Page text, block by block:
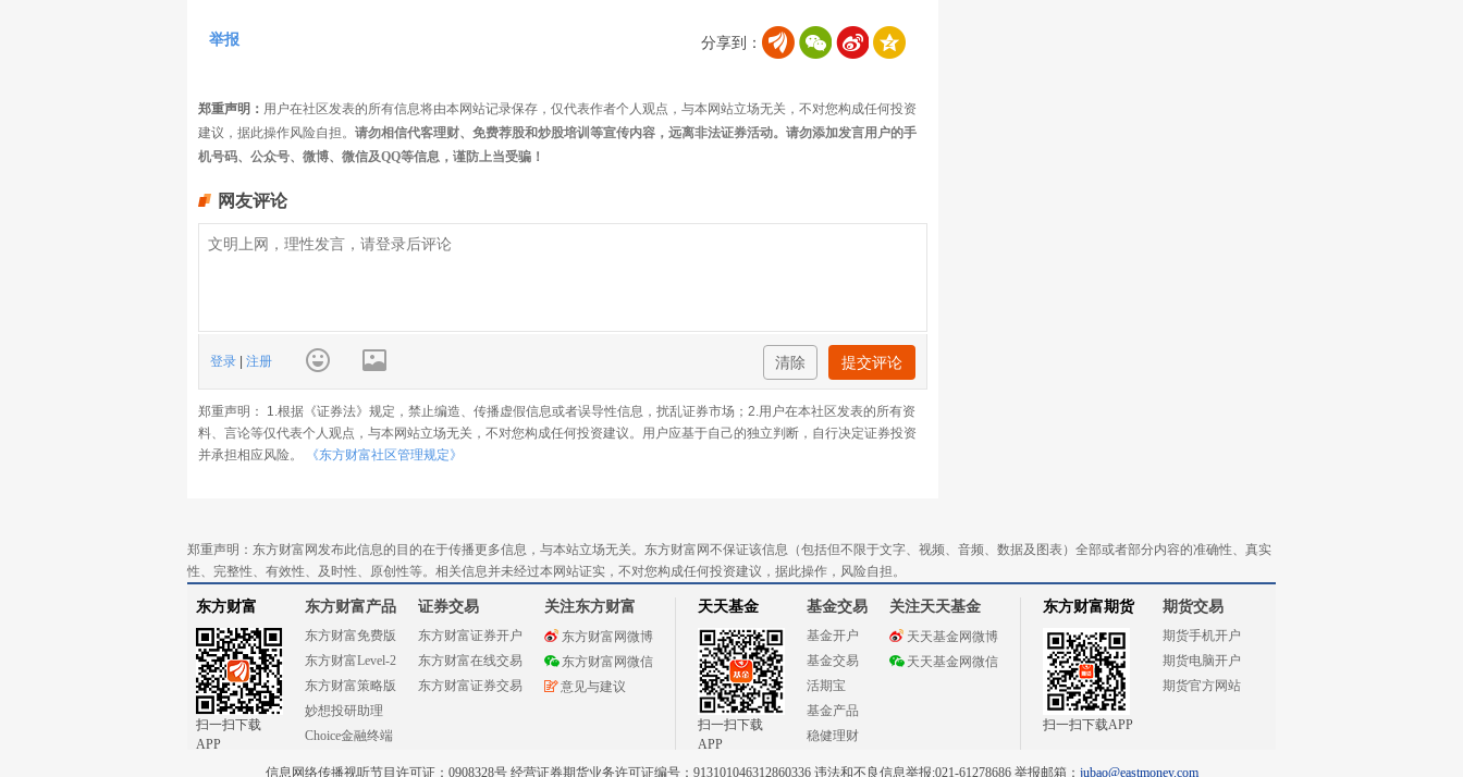
分享到：
举报
郑重声明： 用户在社区发表的所有信息将由本网站记录保存，仅代表作者个人观点，与本网站立场无关，不对您构成任何投资
建议，据此操作风险自担。 请勿相信代客理财、免费荐股和炒股培训等宣传内容，远离非法证券活动。请勿添加发言用户的手
机号码、公众号、微博、微信及QQ等信息，谨防上当受骗！
网友评论
登录 注册 清除 提交评论
郑重声明： 1.根据《证券法》规定，禁止编造、传播虚假信息或者误导性信息，扰乱证券市场；2.用户在本社区发表的所有资
料、言论等仅代表个人观点，与本网站立场无关，不对您构成任何投资建议。用户应基于自己的独立判断，自行决定证券投资
并承担相应风险。
《东方财富社区管理规定》
郑重声明：东方财富网发布此信息的目的在于传播更多信息，与本站立场无关。东方财富网不保证该信息（包括但不限于文字、视频、音频、数据及图表）全部或者部分内容的准确性、真实
性、完整性、有效性、及时性、原创性等。相关信息并未经过本网站证实，不对您构成任何投资建议，据此操作，风险自担。
东方财富
扫一扫下载
APP
东方财富产品
东方财富免费版
东方财富Level-2
东方财富策略版
妙想投研助理
Choice金融终端
证券交易
东方财富证券开户
东方财富在线交易
东方财富证券交易
关注东方财富
东方财富网微博
东方财富网微信
意见与建议
天天基金
扫一扫下载
APP
基金交易
基金开户
基金交易
活期宝
基金产品
稳健理财
关注天天基金
天天基金网微博
天天基金网微信
东方财富期货
扫一扫下载APP
期货交易
期货手机开户
期货电脑开户
期货官方网站
信息网络传播视听节目许可证：0908328号 经营证券期货业务许可证编号：913101046312860336 违法和不良信息举报:021-61278686 举报邮箱： jubao@eastmoney.com